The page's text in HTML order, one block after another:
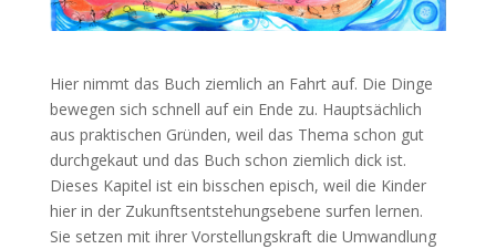
Hier nimmt das Buch ziemlich an Fahrt auf. Die Dinge
bewegen sich schnell auf ein Ende zu. Hauptsächlich
aus praktischen Gründen, weil das Thema schon gut
durchgekaut und das Buch schon ziemlich dick ist.
Dieses Kapitel ist ein bisschen episch, weil die Kinder
hier in der Zukunftsentstehungsebene surfen lernen.
Sie setzen mit ihrer Vorstellungskraft die Umwandlung